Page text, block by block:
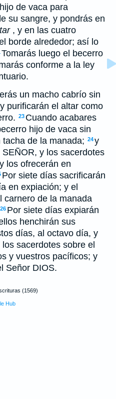
de vaca para
su sangre, y pondrás en
, y en las cuatro
borde alrededor; así lo
Tomarás luego el becerro
conforme a la ley
un macho cabrío sin
purificarán el altar como
23 Cuando acabares
hijo de vaca sin
de la manada; 24y
y los sacerdotes
los ofrecerán en
Por siete días sacrificarán
en expiación; y el
carnero de la manada
26 Por siete días expiarán
henchirán sus
días, al octavo día, y
sacerdotes sobre el
y vuestros pacíficos; y
Señor DIOS.
(1569)
Hub